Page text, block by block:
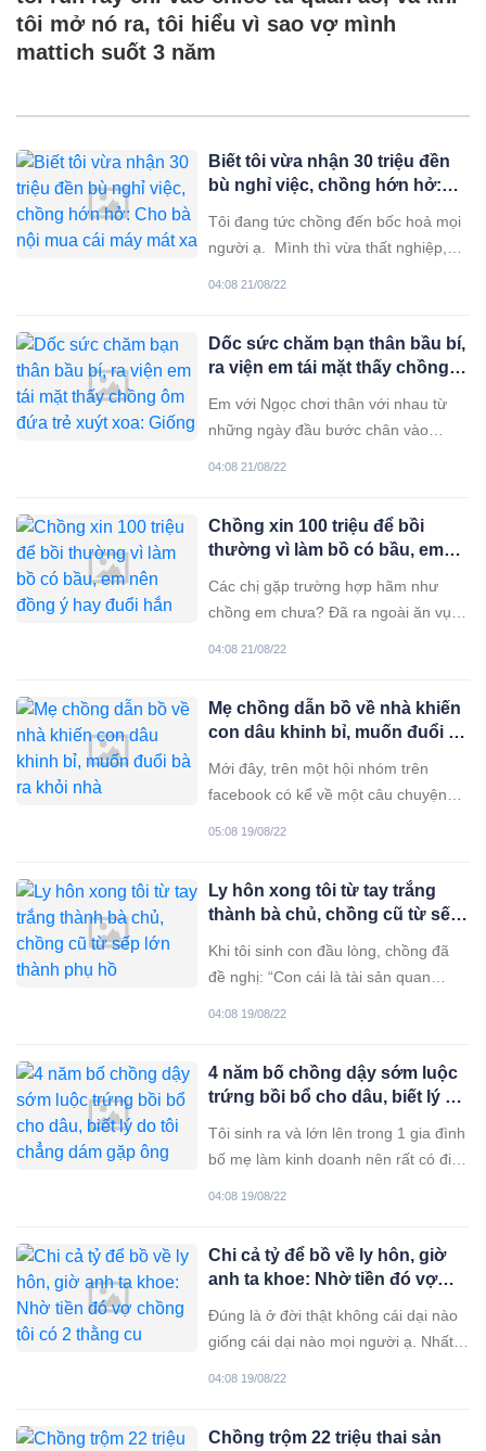
tôi mở nó ra, tôi hiểu vì sao vợ mình
mattich suốt 3 năm
Biết tôi vừa nhận 30 triệu đền
bù nghỉ việc, chồng hớn hở:
Tôi đang tức chồng đến bốc hoả mọi
người ạ. Mình thì vừa thất nghiệp,
bà nội. Hồi chưa cưới chồng tôi đã
luôn tỏ vẻ mình là một người rất có
04:08 21/08/22
Dốc sức chăm bạn thân bầu bí,
ra viện em tái mặt thấy chồng
quá
Em với Ngọc chơi thân với nhau từ
những ngày đầu bước chân vào
gái. Ngọc có hình thức ưa nhìn, xinh
đẹp hơn em. Nhiều người theo đuổi
cô ấy lắm. Sau khi
04:08 21/08/22
Chồng xin 100 triệu để bồi
thường vì làm bồ có bầu, em
nhà
Các chị gặp trường hợp hãm như
chồng em chưa? Đã ra ngoài ăn vụng
Hồi mới cưới vợ chồng em đều con
nhà nghèo chẳng có gì trong tay.
04:08 21/08/22
Mẹ chồng dẫn bồ về nhà khiến
con dâu khinh bỉ, muốn đuổi bà
Mới đây, trên một hội nhóm trên
facebook có kể về một câu chuyện
rằng cảm thấy muốn đuổi mẹ chồng
ra khỏi nhà khi bà đã lớn tuổi mà vẫn
05:08 19/08/22
Ly hôn xong tôi từ tay trắng
thành bà chủ, chồng cũ từ sếp
Khi tôi sinh con đầu lòng, chồng đã
đề nghị: “Con cái là tài sản quan
việc chăm con, vun vén tổ ấm. Kinh
tế anh lo được. Không thể cả 2 vợ
chồng
04:08 19/08/22
4 năm bố chồng dậy sớm luộc
trứng bồi bổ cho dâu, biết lý do
Tôi sinh ra và lớn lên trong 1 gia đình
bố mẹ làm kinh doanh nên rất có điều
chuộng tôi. Có lẽ chính vì điều này đã
khiến tôi
04:08 19/08/22
Chi cả tỷ để bồ về ly hôn, giờ
anh ta khoe: Nhờ tiền đó vợ
Đúng là ở đời thật không cái dại nào
giống cái dại nào mọi người ạ. Nhất
hạnh phúc. Chồng tôi hơn vợ 15 tuổi.
04:08 19/08/22
Chồng trộm 22 triệu thai sản